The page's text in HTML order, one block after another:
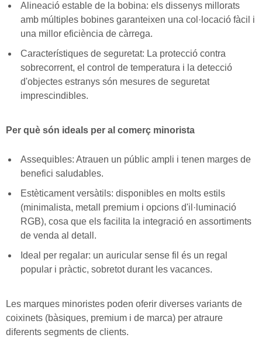
Alineació estable de la bobina: els dissenys millorats
amb múltiples bobines garanteixen una col·locació fàcil i
una millor eficiència de càrrega.
Característiques de seguretat: La protecció contra
sobrecorrent, el control de temperatura i la detecció
d'objectes estranys són mesures de seguretat
imprescindibles.
Per què són ideals per al comerç minorista
Assequibles: Atrauen un públic ampli i tenen marges de
benefici saludables.
Estèticament versàtils: disponibles en molts estils
(minimalista, metall premium i opcions d'il·luminació
RGB), cosa que els facilita la integració en assortiments
de venda al detall.
Ideal per regalar: un auricular sense fil és un regal
popular i pràctic, sobretot durant les vacances.
Les marques minoristes poden oferir diverses variants de
coixinets (bàsiques, premium i de marca) per atraure
diferents segments de clients.